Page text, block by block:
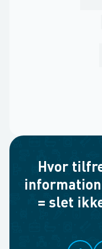
Hvor
= slet